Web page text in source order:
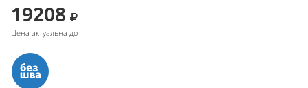
19208
Цена актуальна до